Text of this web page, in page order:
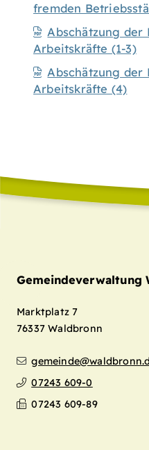
fremden
Abschätzung der
Arbeitskräfte (1-3)
Abschätzung der
Arbeitskräfte (4)
Gemeindeverwaltung
Marktplatz 7
76337 Waldbronn
07243 609-0
07243 609-89